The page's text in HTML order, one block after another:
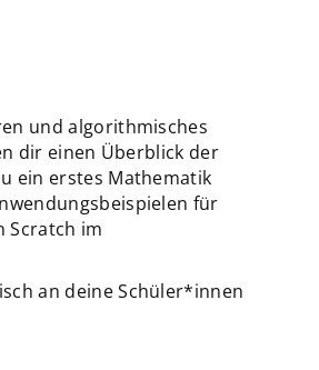
und algorithmisches
dir einen Überblick der
ein erstes Mathematik
für
Scratch im
an deine Schüler*innen